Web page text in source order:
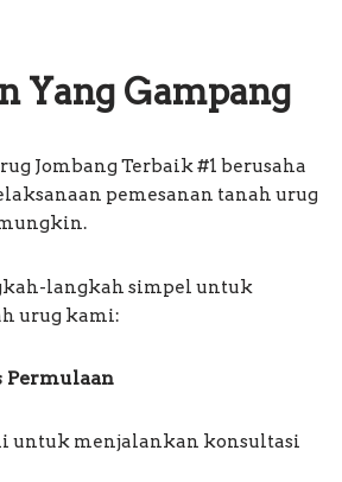
Yang Gampang
Jombang Terbaik #1 berusaha
pemesanan tanah urug
langkah simpel untuk
urug kami:
Permulaan
untuk menjalankan konsultasi